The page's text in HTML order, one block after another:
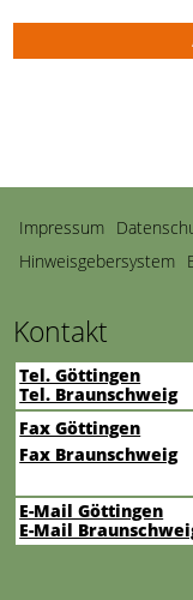
Navigation
überspringen
Impressum
Hinweisgebersystem
Kontakt
Tel. Göttingen
Tel. Braunschweig
Fax Göttingen
Fax Braunschweig
E-Mail Göttingen
E-Mail